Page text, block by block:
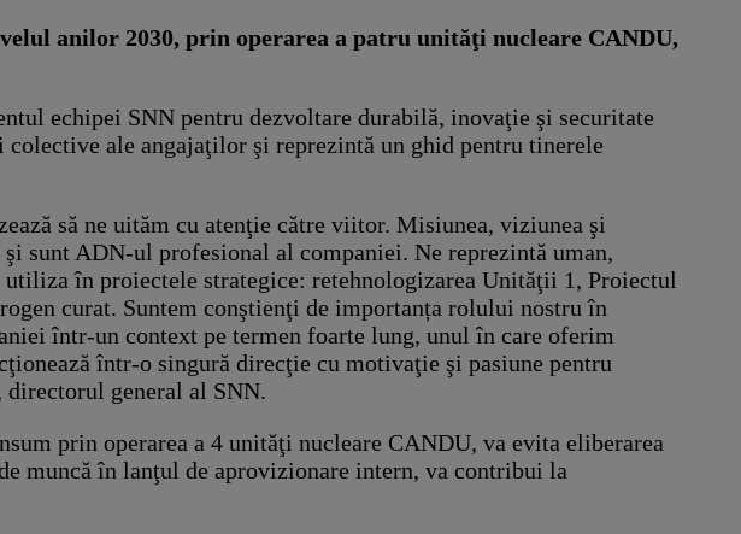
anilor 2030, prin operarea a patru unităţi nucleare CANDU,
echipei SNN pentru dezvoltare durabilă, inovaţie şi securitate
ale angajaţilor şi reprezintă un ghid pentru tinerele
să ne uităm cu atenţie către viitor. Misiunea, viziunea şi
sunt ADN-ul profesional al companiei. Ne reprezintă uman,
în proiectele strategice: retehnologizarea Unităţii 1, Proiectul
curat. Suntem conştienţi de importanța rolului nostru în
într-un context pe termen foarte lung, unul în care oferim
într-o singură direcţie cu motivaţie şi pasiune pentru
general al SNN.
prin operarea a 4 unităţi nucleare CANDU, va evita eliberarea
muncă în lanţul de aprovizionare intern, va contribui la